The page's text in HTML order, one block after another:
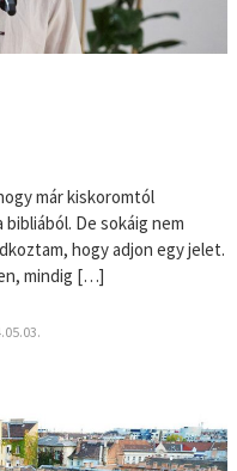
már kiskoromtól
De sokáig nem
hogy adjon egy jelet.
mindig […]